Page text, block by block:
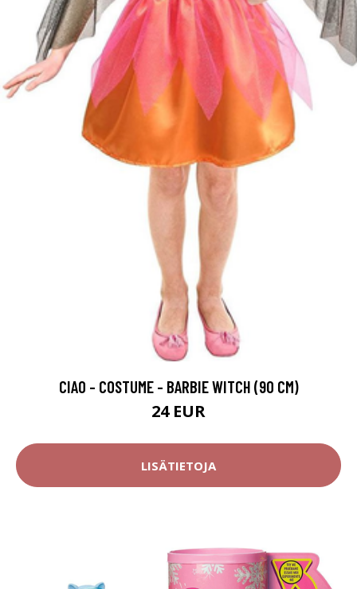
CIAO - COSTUME - BARBIE WITCH (90 CM)
24 EUR
LISÄTIETOJA